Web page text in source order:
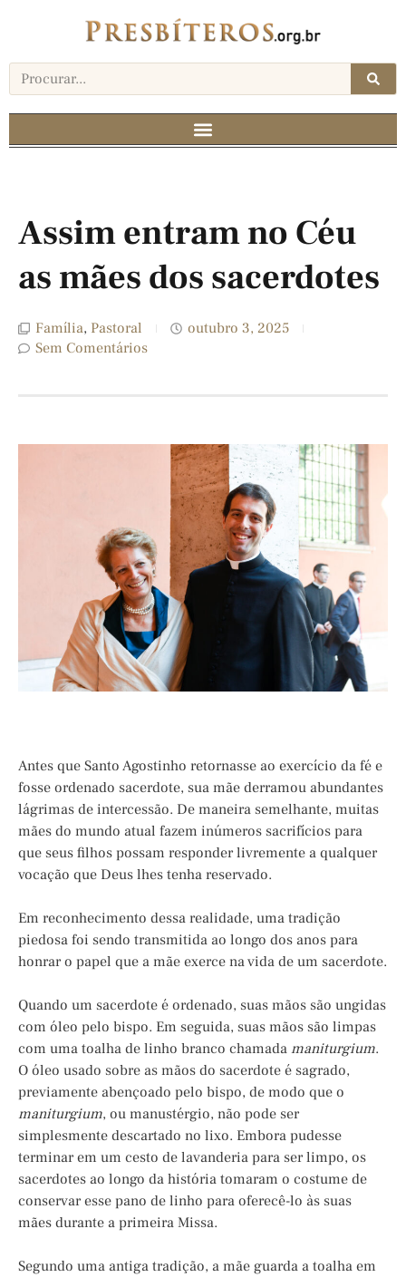
Assim entram no Céu
as mães dos sacerdotes
Família, Pastoral
outubro 3, 2025
Sem Comentários
Antes que Santo Agostinho retornasse ao exercício da fé e
fosse ordenado sacerdote, sua mãe derramou abundantes
lágrimas de intercessão. De maneira semelhante, muitas
mães do mundo atual fazem inúmeros sacrifícios para
que seus filhos possam responder livremente a qualquer
vocação que Deus lhes tenha reservado.
Em reconhecimento dessa realidade, uma tradição
piedosa foi sendo transmitida ao longo dos anos para
honrar o papel que a mãe exerce na vida de um sacerdote.
Quando um sacerdote é ordenado, suas mãos são ungidas
com óleo pelo bispo. Em seguida, suas mãos são limpas
com uma toalha de linho branco chamada maniturgium.
O óleo usado sobre as mãos do sacerdote é sagrado,
previamente abençoado pelo bispo, de modo que o
maniturgium, ou manustérgio, não pode ser
simplesmente descartado no lixo. Embora pudesse
terminar em um cesto de lavanderia para ser limpo, os
sacerdotes ao longo da história tomaram o costume de
conservar esse pano de linho para oferecê-lo às suas
mães durante a primeira Missa.
Segundo uma antiga tradição, a mãe guarda a toalha em